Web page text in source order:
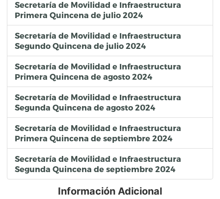
Secretaría de Movilidad e Infraestructura
Primera Quincena de julio 2024
Secretaría de Movilidad e Infraestructura
Segundo Quincena de julio 2024
Secretaría de Movilidad e Infraestructura
Primera Quincena de agosto 2024
Secretaría de Movilidad e Infraestructura
Segunda Quincena de agosto 2024
Secretaría de Movilidad e Infraestructura
Primera Quincena de septiembre 2024
Secretaría de Movilidad e Infraestructura
Segunda Quincena de septiembre 2024
Información Adicional